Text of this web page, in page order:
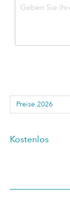
Kostenlos